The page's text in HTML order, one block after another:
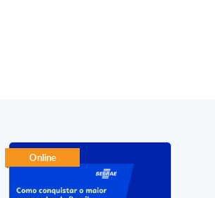
Online